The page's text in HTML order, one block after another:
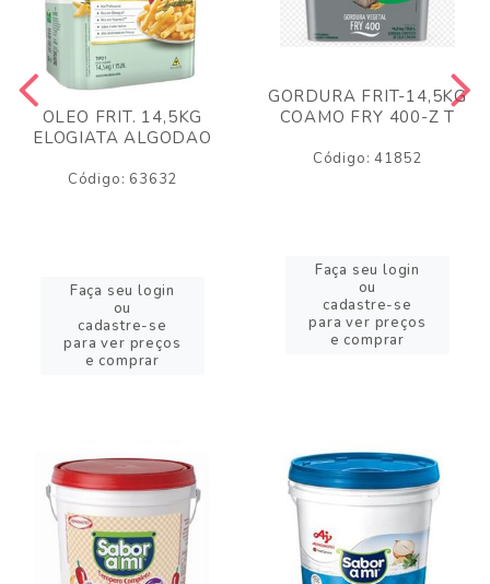
OLEO FRIT. 14,5KG
ELOGIATA ALGODAO
Código: 63632
Faça seu login
ou
cadastre-se
para ver preços
e comprar
GORDURA FRIT-14,5KG
COAMO FRY 400-Z T
Código: 41852
Faça seu login
ou
cadastre-se
para ver preços
e comprar